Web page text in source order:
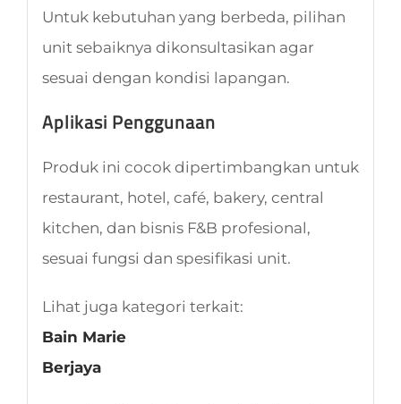
Untuk kebutuhan yang berbeda, pilihan
unit sebaiknya dikonsultasikan agar
sesuai dengan kondisi lapangan.
Aplikasi Penggunaan
Produk ini cocok dipertimbangkan untuk
restaurant, hotel, café, bakery, central
kitchen, dan bisnis F&B profesional,
sesuai fungsi dan spesifikasi unit.
Lihat juga kategori terkait:
Bain Marie
Berjaya